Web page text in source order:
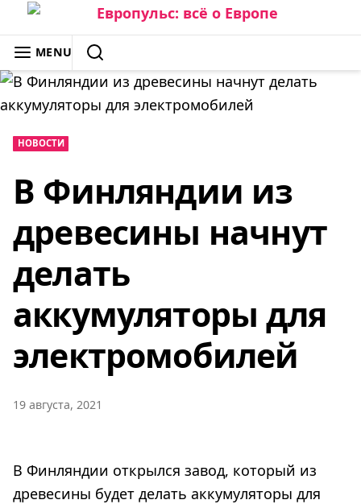
Skip
to
content
ЕВРОПУЛЬС: ВСЁ О ЕВРОПЕ
MENU
SEARCH
НОВОСТИ
В Финляндии из
древесины начнут
делать
аккумуляторы для
электромобилей
19 августа, 2021
В Финляндии открылся завод, который из
древесины будет делать аккумуляторы для